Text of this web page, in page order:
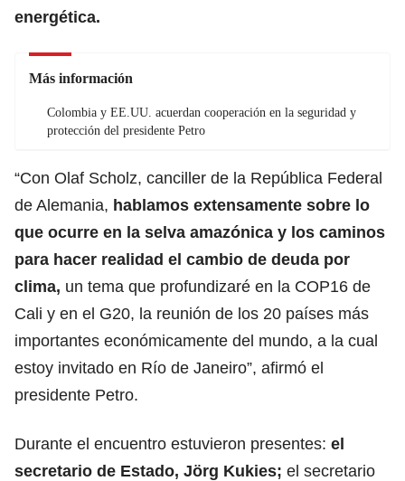
energética.
Más información
Colombia y EE.UU. acuerdan cooperación en la seguridad y
protección del presidente Petro
“Con Olaf Scholz, canciller de la República Federal
de Alemania, hablamos extensamente sobre lo
que ocurre en la selva amazónica y los caminos
para hacer realidad el cambio de deuda por
clima, un tema que profundizaré en la COP16 de
Cali y en el G20, la reunión de los 20 países más
importantes económicamente del mundo, a la cual
estoy invitado en Río de Janeiro”, afirmó el
presidente Petro.
Durante el encuentro estuvieron presentes: el
secretario de Estado, Jörg Kukies; el secretario